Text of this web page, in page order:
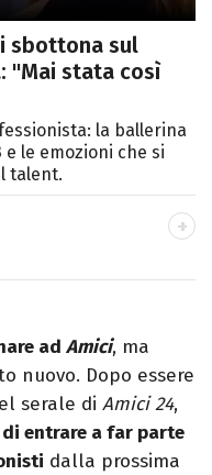
sbottona sul
"Mai stata così
la ballerina
le emozioni che si
talent.
all'IED
specializza poi in
Giornalismo e
Sapienza,
testate ed uffici
ad Amici, ma
nuovo. Dopo essere
serale di Amici 24,
entrare a far parte
dalla prossima